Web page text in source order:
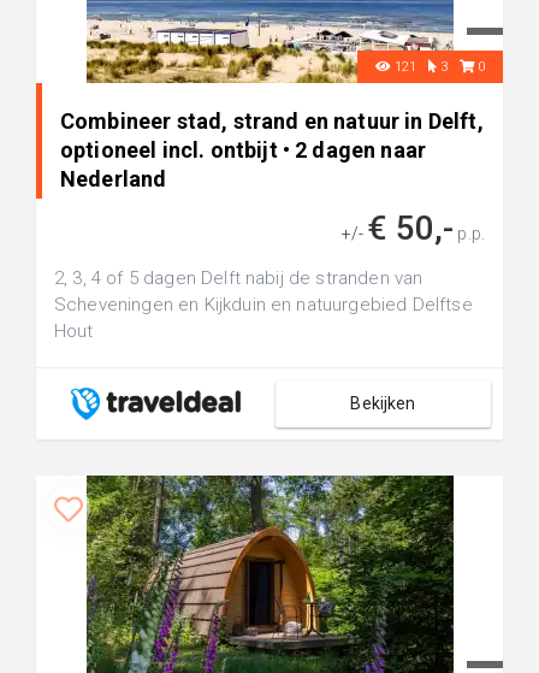
121 3 0
Combineer stad, strand en natuur in Delft,
optioneel incl. ontbijt • 2 dagen naar
Nederland
+/- € 50,- p.p.
2, 3, 4 of 5 dagen Delft nabij de stranden van
Scheveningen en Kijkduin en natuurgebied Delftse
Hout
Bekijken